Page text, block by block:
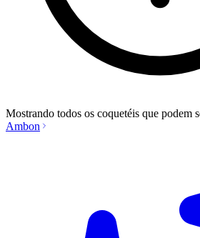
Mostrando todos os coquetéis que podem
Ambon